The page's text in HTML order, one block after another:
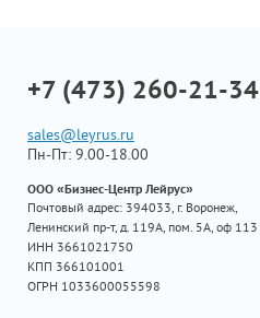
+7 (473) 260-21-34
sales@leyrus.ru
Пн-Пт: 9.00-18.00
ООО «Бизнес-Центр Лейрус»
Почтовый адрес: 394033, г. Воронеж,
Ленинский пр-т, д. 119А, пом. 5А, оф 113
ИНН 3661021750
КПП 366101001
ОГРН 1033600055598